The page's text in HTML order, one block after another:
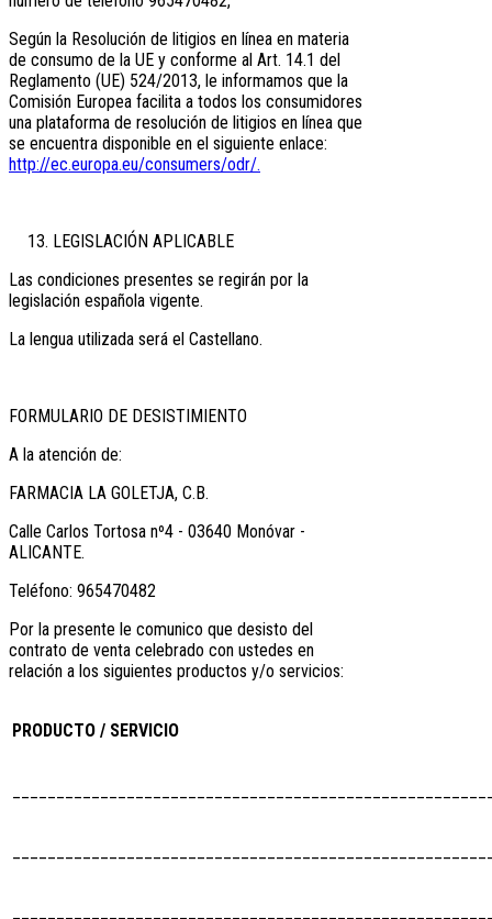
Según la Resolución de litigios en línea en materia
de consumo de la UE y conforme al Art. 14.1 del
Reglamento (UE) 524/2013, le informamos que la
Comisión Europea facilita a todos los consumidores
una plataforma de resolución de litigios en línea que
se encuentra disponible en el siguiente enlace:
http://ec.europa.eu/consumers/odr/.
LEGISLACIÓN APLICABLE
Las condiciones presentes se regirán por la
legislación española vigente.
La lengua utilizada será el Castellano.
FORMULARIO DE DESISTIMIENTO
A la atención de:
FARMACIA LA GOLETJA, C.B.
Calle Carlos Tortosa nº4 - 03640 Monóvar -
ALICANTE.
Teléfono: 965470482
Por la presente le comunico que desisto del
contrato de venta celebrado con ustedes en
relación a los siguientes productos y/o servicios:
PRODUCTO / SERVICIO